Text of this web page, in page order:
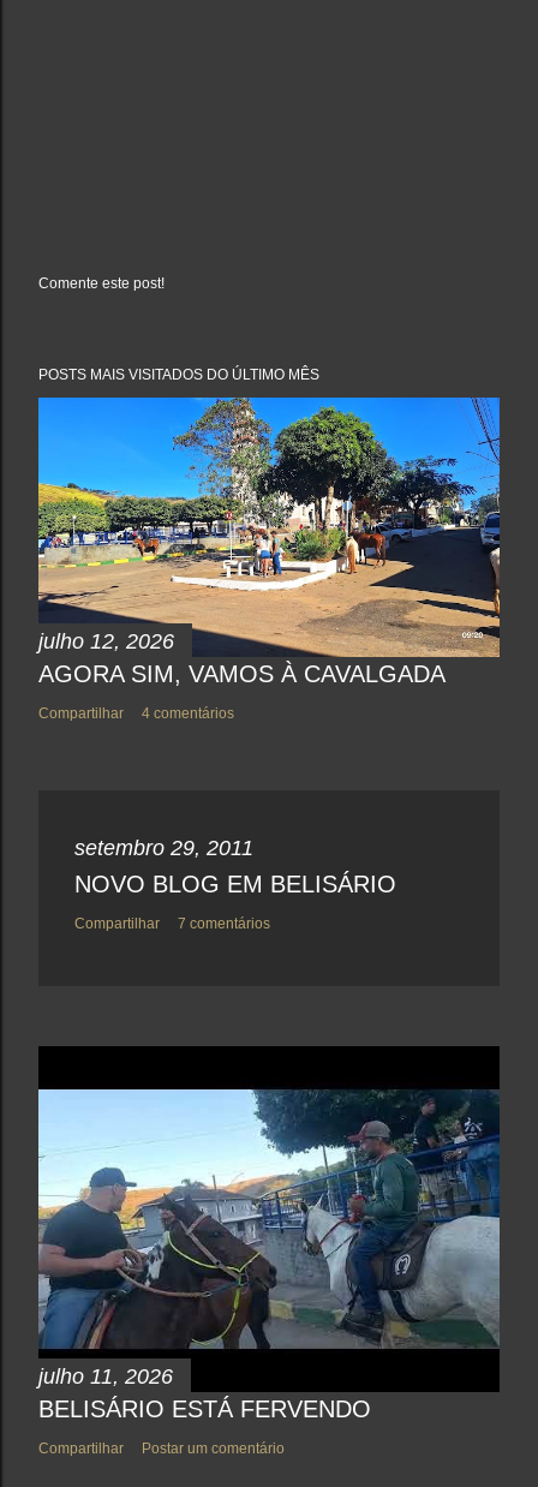
a
u
e
n
t
á
r
i
o
Comente este post!
POSTS MAIS VISITADOS DO ÚLTIMO MÊS
julho 12, 2026
AGORA SIM, VAMOS À CAVALGADA
Compartilhar 4 comentários
setembro 29, 2011
NOVO BLOG EM BELISÁRIO
Compartilhar 7 comentários
julho 11, 2026
BELISÁRIO ESTÁ FERVENDO
Compartilhar Postar um comentário